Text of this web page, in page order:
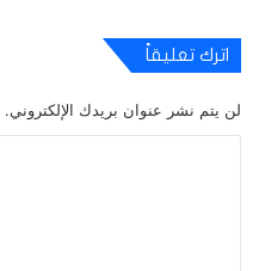
اترك تعليقاً
لن يتم نشر عنوان بريدك الإلكتروني.